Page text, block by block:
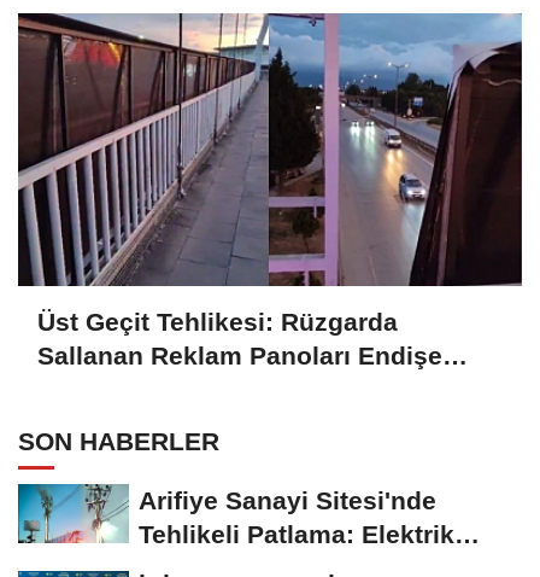
Üst Geçit Tehlikesi: Rüzgarda
Sallanan Reklam Panoları Endişe
SON HABERLER
Arifiye Sanayi Sitesi'nde
Tehlikeli Patlama: Elektrik
Altyapısı Çöktü,...